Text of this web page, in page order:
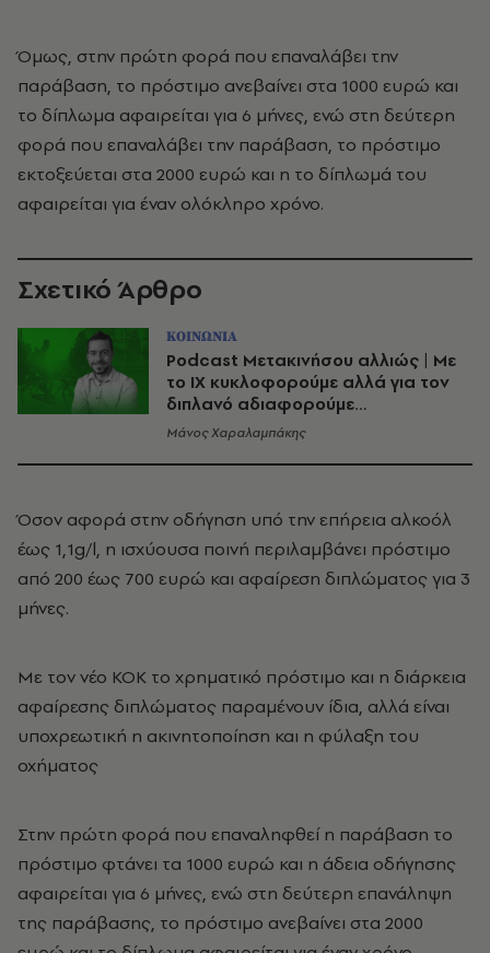
Όμως, στην πρώτη φορά που επαναλάβει την
παράβαση, το πρόστιμο ανεβαίνει στα 1000 ευρώ και
το δίπλωμα αφαιρείται για 6 μήνες, ενώ στη δεύτερη
φορά που επαναλάβει την παράβαση, το πρόστιμο
εκτοξεύεται στα 2000 ευρώ και η το δίπλωμά του
αφαιρείται για έναν ολόκληρο χρόνο.
Σχετικό Άρθρο
ΚΟΙΝΩΝΙΑ
Podcast Μετακινήσου αλλιώς | Με
το ΙΧ κυκλοφορούμε αλλά για τον
διπλανό αδιαφορούμε…
Μάνος Χαραλαμπάκης
Όσον αφορά στην οδήγηση υπό την επήρεια αλκοόλ
έως 1,1g/l, η ισχύουσα ποινή περιλαμβάνει πρόστιμο
από 200 έως 700 ευρώ και αφαίρεση διπλώματος για 3
μήνες.
Με τον νέο ΚΟΚ το χρηματικό πρόστιμο και η διάρκεια
αφαίρεσης διπλώματος παραμένουν ίδια, αλλά είναι
υποχρεωτική η ακινητοποίηση και η φύλαξη του
οχήματος
Στην πρώτη φορά που επαναληφθεί η παράβαση το
πρόστιμο φτάνει τα 1000 ευρώ και η άδεια οδήγησης
αφαιρείται για 6 μήνες, ενώ στη δεύτερη επανάληψη
της παράβασης, το πρόστιμο ανεβαίνει στα 2000